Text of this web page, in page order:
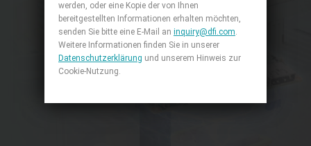
werden, oder eine Kopie der von Ihnen
bereitgestellten Informationen erhalten möchten,
senden Sie bitte eine E-Mail an inquiry@dfi.com.
Weitere Informationen finden Sie in unserer
Datenschutzerklärung und unserem Hinweis zur
Cookie-Nutzung.